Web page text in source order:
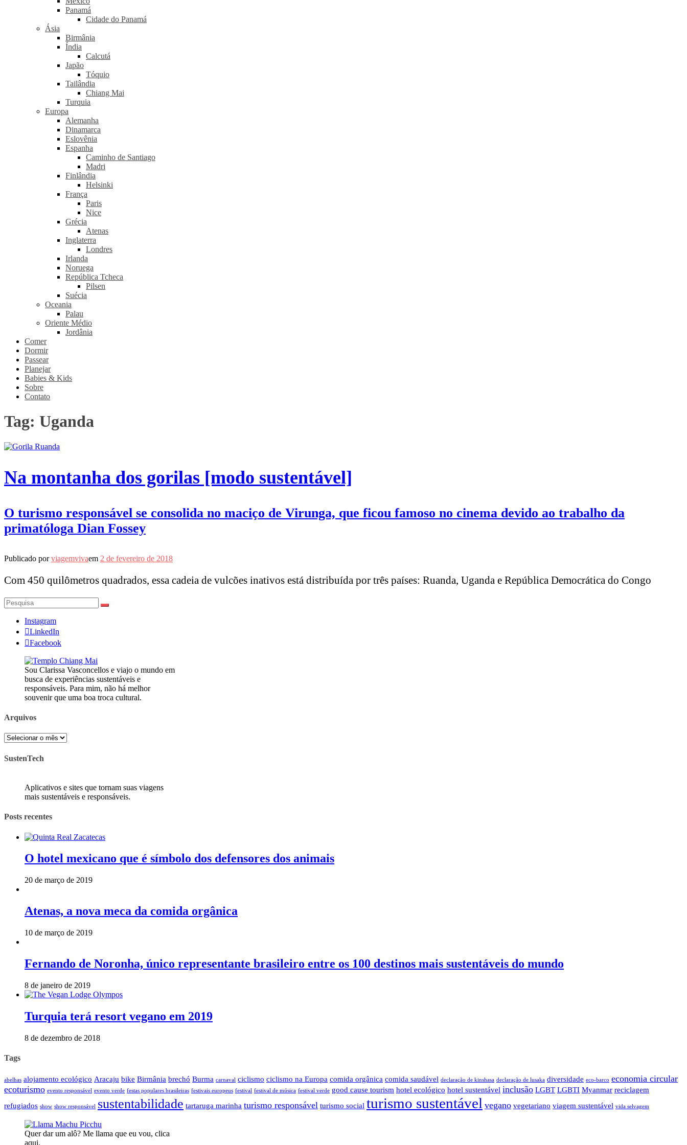
Panamá
Cidade do Panamá
Ásia
Birmânia
Índia
Calcutá
Japão
Tóquio
Tailândia
Chiang Mai
Turquia
Europa
Alemanha
Dinamarca
Eslovênia
Espanha
Caminho de Santiago
Madri
Finlândia
Helsinki
França
Paris
Nice
Grécia
Atenas
Inglaterra
Londres
Irlanda
Noruega
República Tcheca
Pilsen
Suécia
Oceania
Palau
Oriente Médio
Jordânia
Comer
Dormir
Passear
Planejar
Babies & Kids
Sobre
Contato
Tag: Uganda
Na montanha dos gorilas [modo sustentável]
O turismo responsável se consolida no maciço de Virunga, que ficou famoso no cinema devido ao trabalho da
primatóloga Dian Fossey
Publicado porviagemvivaem 2 de fevereiro de 2018
Com 450 quilômetros quadrados, essa cadeia de vulcões inativos está distribuída por três países: Ruanda, Uganda e República Democrática do Congo
Pesquisar
por:
Instagram
LinkedIn
Facebook
Sou Clarissa Vasconcellos e viajo o mundo em
busca de experiências sustentáveis e
responsáveis. Para mim, não há melhor
souvenir que uma boa troca cultural.
Arquivos
Arquivos
SustenTech
Aplicativos e sites que tornam suas viagens
mais sustentáveis e responsáveis.
Posts recentes
O hotel mexicano que é símbolo dos defensores dos animais
20 de março de 2019
Atenas, a nova meca da comida orgânica
10 de março de 2019
Fernando de Noronha, único representante brasileiro entre os 100 destinos mais sustentáveis do mundo
8 de janeiro de 2019
Turquia terá resort vegano em 2019
8 de dezembro de 2018
Tags
abelhas alojamento ecológico Aracaju bike Birmânia brechó Burma carnaval ciclismo ciclismo na Europa comida orgânica comida saudável declaração de kinshasa declaração de lusaka diversidade eco-barco economia circular
ecoturismo evento responsável evento verde festas populares brasileiras festivais europeus festival festival de música festival verde good cause tourism hotel ecológico hotel sustentável inclusão LGBT LGBTI Myanmar reciclagem
refugiados show show responsável sustentabilidade tartaruga marinha turismo responsável turismo social turismo sustentável vegano vegetariano viagem sustentável vida selvagem
Quer dar um alô? Me llama que eu vou, clica
aqui.